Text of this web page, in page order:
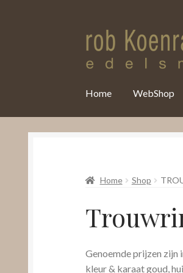
Home WebShop
Home Shop
Genoemde prijzen zijn
kleur & karaat goud,